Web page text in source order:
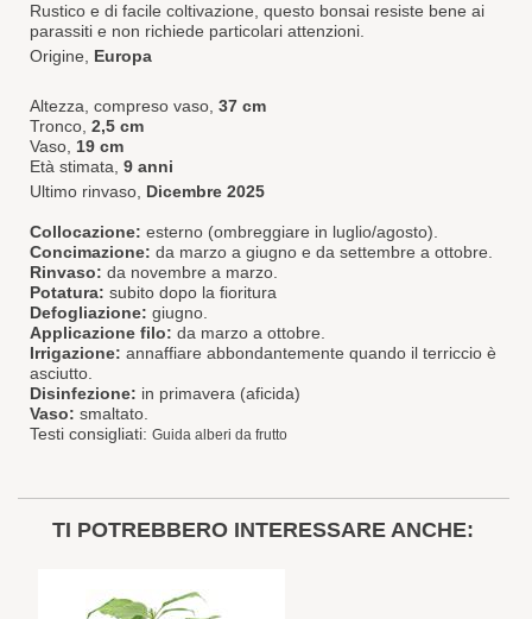
Rustico e di facile coltivazione, questo bonsai resiste bene ai
parassiti e non richiede particolari attenzioni.
Origine, Europa
Altezza, compreso vaso, 37 cm
Tronco, 2,5 cm
Vaso, 19 cm
Età stimata, 9 anni
Ultimo rinvaso, Dicembre 2025
Collocazione: esterno (ombreggiare in luglio/agosto).
Concimazione: da marzo a giugno e da settembre a ottobre.
Rinvaso: da novembre a marzo.
Potatura: subito dopo la fioritura
Defogliazione: giugno.
Applicazione filo: da marzo a ottobre.
Irrigazione: annaffiare abbondantemente quando il terriccio è
asciutto.
Disinfezione: in primavera (aficida)
Vaso: smaltato.
Testi consigliati: Guida alberi da frutto
TI POTREBBERO INTERESSARE ANCHE: